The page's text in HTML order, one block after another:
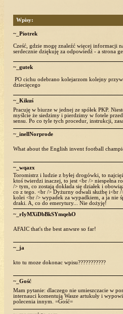
Wpisy:
~_Piotrek
Cześć, gdzie mogę znaleźć więcej informacji
serdecznie dziękuję za odpowiedź - a strona
~_gutek
PO cichu odebrano kolejarzom kolejny
dziecięcego
~_Kikuś
Pracuję w biurze w jednej ze spółek PKP.
myślcie że siedzimy i pierdzimy w fotele
sensu. Po co tyle tych procedur, instrukcji,
~_inellNorprode
What about the English invent football
~_wqazx
Toromistrz i ludzie z byłej drogówki, to
ktoś twierdzi inaczej, to jest <br /> niespełna
/> tym, co zostają dokłada się działek i
co z tego. <br /> Dyżurny odwali służbę i<br
kolei <br /> wypadek za wypadkiem, a ja nie
draki. A, co do emerytury... Nie dożyję!
~_rIyMXiDbBkSYmqehO
AFAIC that's the best anwsre so far!
~_ja
kto tu moze dokonac wpisu???????????
~_Gość
Mam pytanie: dlaczego nie umieszczacie w
internauci komentują Wasze artukuły i
polecenia innym. =Gość=